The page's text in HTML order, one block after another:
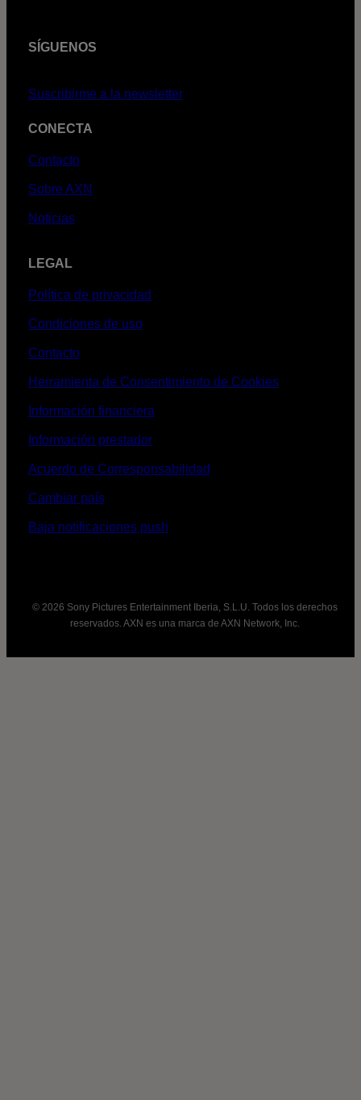
SÍGUENOS
Suscribirme a la newsletter
CONECTA
Contacto
Sobre AXN
Noticias
LEGAL
Política de privacidad
Condiciones de uso
Contacto
Herramienta de Consentimiento de Cookies
Información financiera
Información prestador
Acuerdo de Corresponsabilidad
Cambiar país
Baja notificaciones push
© 2026 Sony Pictures Entertainment Iberia, S.L.U. Todos los derechos
reservados. AXN es una marca de AXN Network, Inc.